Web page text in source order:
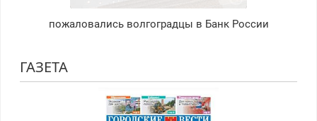
пожаловались волгоградцы в Банк России
ГАЗЕТА